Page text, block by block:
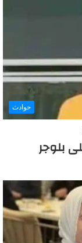
حوادث
بلوجر